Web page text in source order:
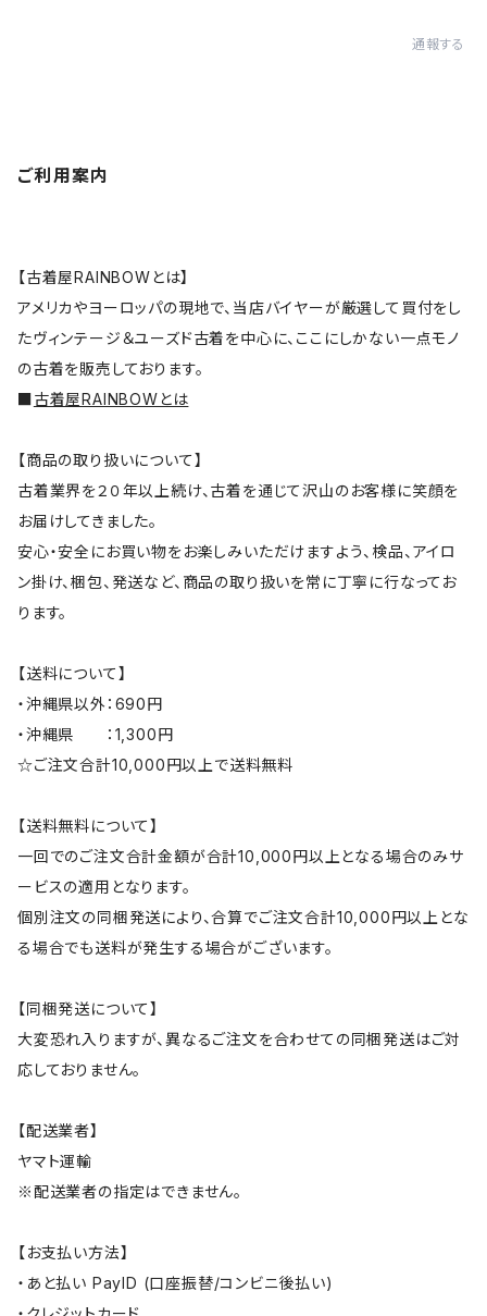
通報する
ご利用案内
【古着屋RAINBOWとは】
アメリカやヨーロッパの現地で、当店バイヤーが厳選して買付をし
たヴィンテージ＆ユーズド古着を中心に、ここにしかない一点モノ
の古着を販売しております。
■古着屋RAINBOWとは
【商品の取り扱いについて】
古着業界を２０年以上続け、古着を通じて沢山のお客様に笑顔を
お届けしてきました。
安心・安全にお買い物をお楽しみいただけますよう、検品、アイロ
ン掛け、梱包、発送など、商品の取り扱いを常に丁寧に行なってお
ります。
【送料について】
・沖縄県以外：690円
・沖縄県 ：1,300円
☆ご注文合計10,000円以上で送料無料
【送料無料について】
一回でのご注文合計金額が合計10,000円以上となる場合のみサ
ービスの適用となります。
個別注文の同梱発送により、合算でご注文合計10,000円以上とな
る場合でも送料が発生する場合がございます。
【同梱発送について】
大変恐れ入りますが、異なるご注文を合わせての同梱発送はご対
応しておりません。
【配送業者】
ヤマト運輸
※配送業者の指定はできません。
【お支払い方法】
・あと払い PayID (口座振替/コンビニ後払い)